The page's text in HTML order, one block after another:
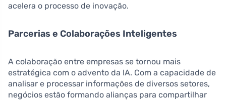
acelera o processo de inovação.
Parcerias e Colaborações Inteligentes
A colaboração entre empresas se tornou mais
estratégica com o advento da IA. Com a capacidade de
analisar e processar informações de diversos setores,
negócios estão formando alianças para compartilhar